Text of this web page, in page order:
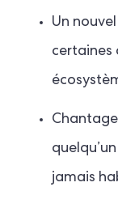
Un
certaines
jamais